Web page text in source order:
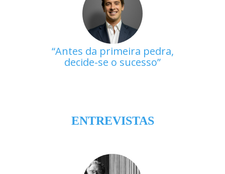
Antes da primeira pedra,
decide-se o sucesso
ENTREVISTAS